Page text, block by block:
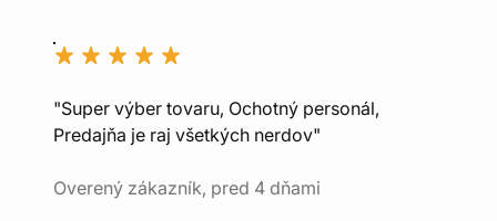
"Super výber tovaru, Ochotný personál,
Predajňa je raj všetkých nerdov"
Overený zákazník, pred 4 dňami